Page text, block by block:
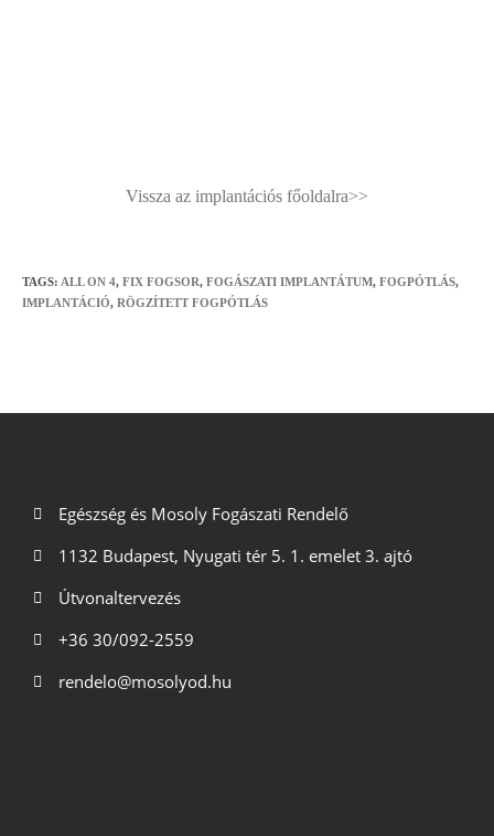
Vissza az implantációs főoldalra>>
TAGS: ALL ON 4, FIX FOGSOR, FOGÁSZATI IMPLANTÁTUM, FOGPÓTLÁS,
IMPLANTÁCIÓ, RÖGZÍTETT FOGPÓTLÁS
Egészség és Mosoly Fogászati Rendelő
1132 Budapest, Nyugati tér 5. 1. emelet 3. ajtó
Útvonaltervezés
+36 30/092-2559
rendelo@mosolyod.hu